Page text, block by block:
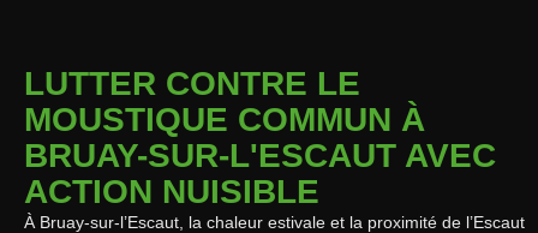
LUTTER CONTRE LE
MOUSTIQUE COMMUN À
BRUAY-SUR-L'ESCAUT AVEC
ACTION NUISIBLE
À Bruay-sur-l’Escaut, la chaleur estivale et la proximité de l’Escaut